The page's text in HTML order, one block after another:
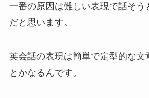
一番の原因は難しい表現で話そう
だと思います。
英会話の表現は簡単で定型的な文
とかなるんです。